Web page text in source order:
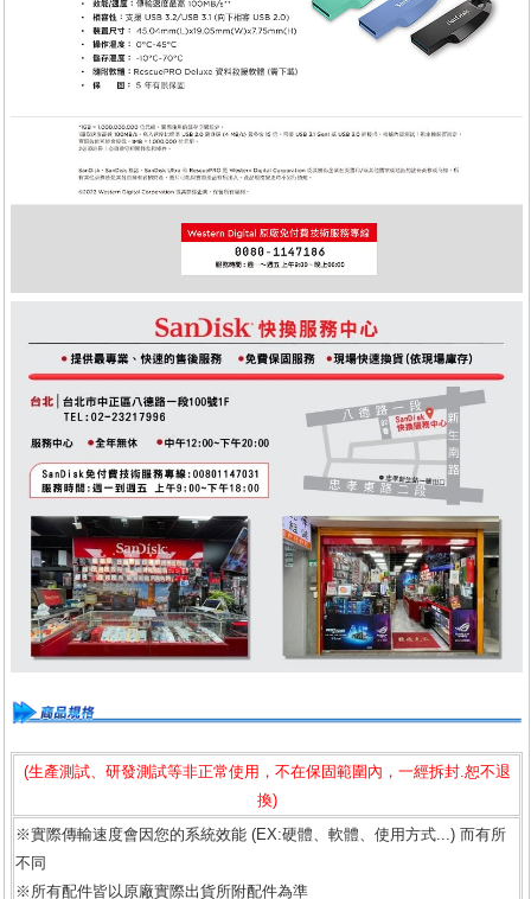
(生產測試、研發測試等非正常使用，不在保固範圍內，一經拆封.恕不退
換)
※實際傳輸速度會因您的系統效能 (EX:硬體、軟體、使用方式...) 而有所
不同
※所有配件皆以原廠實際出貨所附配件為準